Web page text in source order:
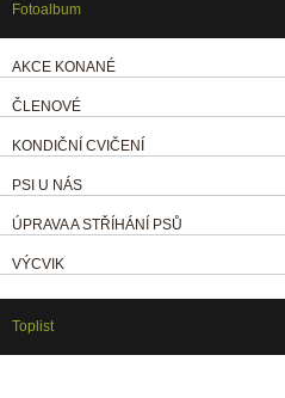
Fotoalbum
AKCE KONANÉ
ČLENOVÉ
KONDIČNÍ CVIČENÍ
PSI U NÁS
ÚPRAVA A STŘÍHÁNÍ PSŮ
VÝCVIK
Toplist